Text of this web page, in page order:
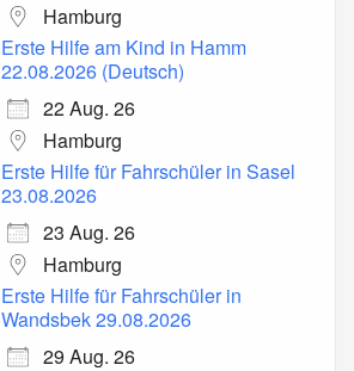
Hamburg
Erste Hilfe am Kind in Hamm
22.08.2026 (Deutsch)
22 Aug. 26
Hamburg
Erste Hilfe für Fahrschüler in Sasel
23.08.2026
23 Aug. 26
Hamburg
Erste Hilfe für Fahrschüler in
Wandsbek 29.08.2026
29 Aug. 26